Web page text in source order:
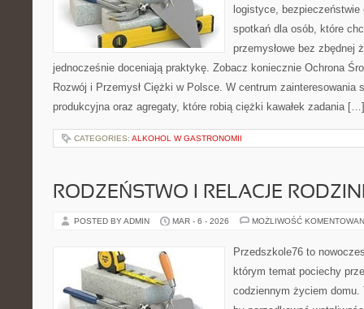
logistyce,
spotkań dla osób, które
przemysłowe bez zbędnej
jednocześnie doceniają praktykę. Zobacz koniecznie Ochrona
Rozwój i Przemysł Ciężki w Polsce. W centrum zainteresowania
produkcyjna oraz agregaty, które robią ciężki kawałek zadania […]
CATEGORIES: ALKOHOL W GASTRONOMII
RODZEŃSTWO I RELACJE
POSTED BY ADMIN MAR - 6 - 2026 MOŻLIWOŚĆ
Przedszkole76 to
którym temat pociechy
codziennym życiem